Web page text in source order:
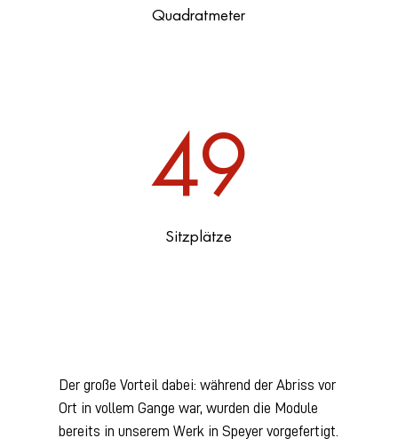
Quadratmeter
49
Sitzplätze
Der große Vorteil dabei: während der Abriss vor
Ort in vollem Gange war, wurden die Module
bereits in unserem Werk in Speyer vorgefertigt.